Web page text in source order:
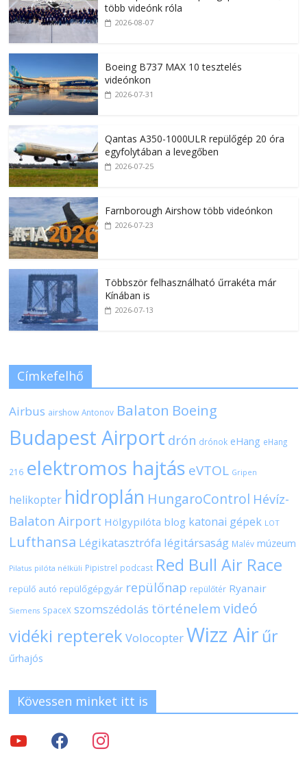
több videónk róla
2026-08-07
Boeing B737 MAX 10 tesztelés
videónkon
2026-07-31
Qantas A350-1000ULR repülőgép 20 óra
egyfolytában a levegőben
2026-07-25
Farnborough Airshow több videónkon
2026-07-23
Többször felhasználható űrrakéta már
Kínában is
2026-07-13
Címkefelhő
Airbus airshow Antonov Balaton Boeing
Budapest Airport drón drónok eHang eHang
216 elektromos hajtás eVTOL Gripen
helikopter hidroplán HungaroControl Hévíz-
Balaton Airport Hölgypilóta blog katonai gépek LOT
Lufthansa Légikatasztrófa légitársaság Malév múzeum
Pilatus pilóta nélküli Pipistrel podcast Red Bull Air Race
repülő autó repülőgépgyár repülőnap repülőtér Ryanair
Siemens SpaceX szomszédolás történelem videó
vidéki repterek VolocopterWizz Air űr
űrhajós
Kövessen minket itt is